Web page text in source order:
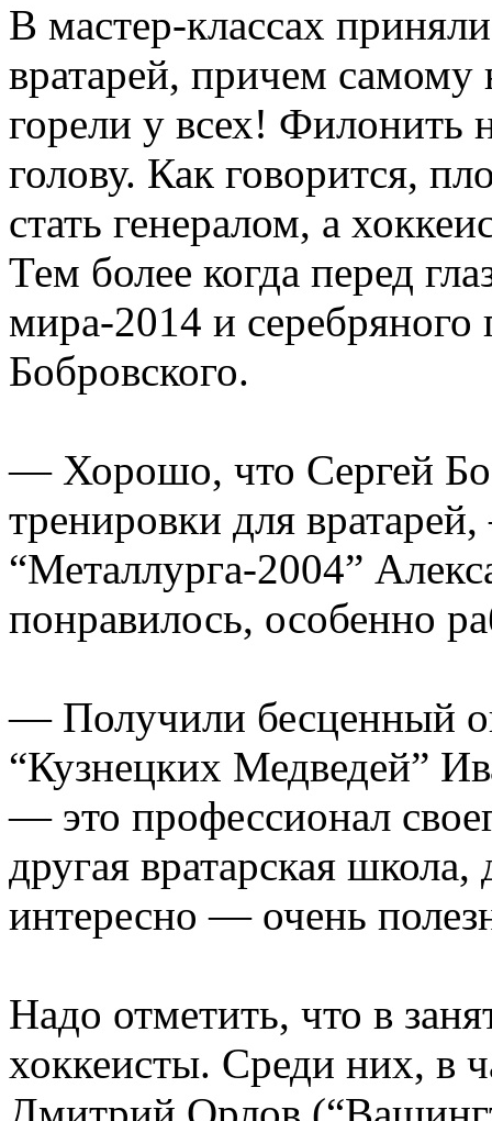
В мастер-классах
вратарей, причем самому
горели у всех! Филонить
голову. Как говорится,
стать генералом, а
Тем более когда перед
мира-2014 и
Бобровского.
— Хорошо, что Сергей
тренировки для
“Металлурга-2004”
понравилось, особенно
— Получили бесценный
“Кузнецких Медведей”
— это профессионал
другая вратарская
интересно — очень
Надо отметить, что в
хоккеисты. Среди них, в